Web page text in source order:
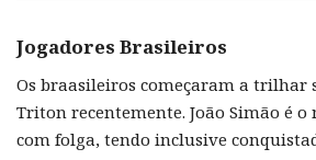
Jogadores Brasileiros
Os braasileiros começaram a trilhar
Triton recentemente. João Simão é o
com folga, tendo inclusive